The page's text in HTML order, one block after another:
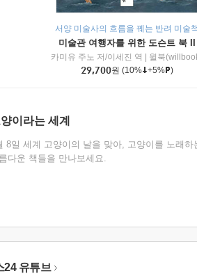
서양 미술사의 흐름을 꿰는 반려 미술
미술관 여행자를 위한 도슨트 북 II
카미유 주노 저/이세진 역
윌북
29,700원 (10% +5% )
이라는 세계
8일 세계 고양이의 날을 맞아, 고양이를 노래하
다운 책들을 만나보세요.
24 유튜브